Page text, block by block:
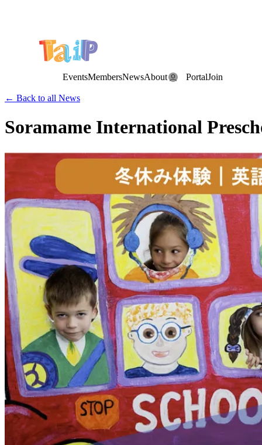
EventsMembersNewsAbout PortalJoin
← Back to all News
Soramame International